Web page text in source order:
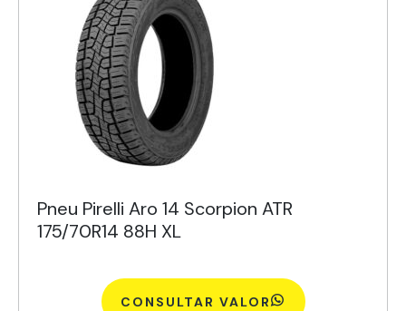
Pneu Pirelli Aro 14 Scorpion ATR
175/70R14 88H XL
CONSULTAR VALOR